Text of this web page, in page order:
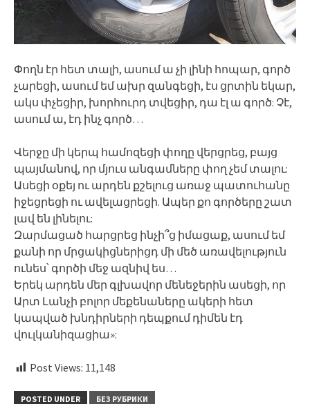
Փողն էր հետ տալի, ասում ա չի լինի հոպար, գործ
չարեցի, ասում եմ ախր զանգեցի, էս ցրտին եկար,
ակս փչեցիր, խորհուրդ տվեցիր, դա էլ ա գործ: Չէ,
ասում ա, էդ ինչ գործ…
Վերջը մի կերպ համոզեցի փողը վերցրեց, բայց
պայմանով, որ մյուս անգամները փող չեմ տալու:
Ասեցի օքեյ ու արդեն քշելուց առաջ պատուհանը
իջեցրեցի ու ավելացրեցի. Ապեր քո գործերը շատ
լավ են լինելու:
Զարմացած հարցրեց ինչի՞ց իմացաք, ասում եմ
քանի որ մրցակիցներիցդ մի մեծ առավելություն
ունես՝ գործի մեջ ազնիվ ես…
Երեկ արդեն մեր գլխավոր մենեջերին ասեցի, որ
Արտ Լանչի բոլոր մեքենաները ակերի հետ
կապված խնդիրների դեպքում դիմեն էդ
վուլկանիզացիա»:
Post Views: 11,148
POSTED UNDER БЕЗ РУБРИКИ